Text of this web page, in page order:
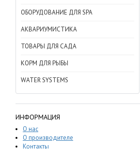
ОБОРУДОВАНИЕ ДЛЯ SPA
АКВАРИУМИСТИКА
ТОВАРЫ ДЛЯ САДА
КОРМ ДЛЯ РЫБЫ
WATER SYSTEMS
ИНФОРМАЦИЯ
О нас
О производителе
Контакты